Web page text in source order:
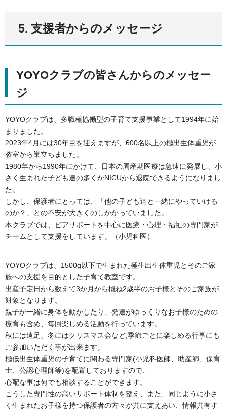
5. 支援者からのメッセージ
YOYOクラブの皆さんからのメッセー
ジ
YOYOクラブは、多職種協働型の子育て支援事業として1994年に始
まりました。
2023年4月には30年目を迎えますが、600名以上の極出生体重児が
教室から巣立ちました。
1980年から1990年にかけて、日本の周産期医療は急速に発展し、小
さく生まれた子ども達の多くがNICUから退院できるようになりまし
た。
しかし、保護者にとっては、「他の子ども達と一緒にやっていける
のか？」との不安が大きくのしかかっていました。
本クラブでは、ピアサポートを中心に医療・心理・福祉の専門家が
チームとして支援をしています。（小児科医）
YOYOクラブは、1500g以下で生まれた極生出生体重児とそのご家
族への支援を目的とした子育て教室です。
出産予定日から数えて3か月から概ね2歳半のお子様とそのご家族が
対象となります。
親子が一緒に身体を動かしたり、発達がゆっくりなお子様のための
療育も含め、毎回楽しめる活動を行っています。
秋には遠足、冬にはクリスマス会など,季節ごとに楽しめる行事にも
ご参加いただく事が出来ます。
極低出生体重児の子育てに関わる専門家(小児科医師、助産師、保育
士、公認心理師等)を配置しておりますので、
心配な事は何でも相談することができます。
こうした専門性の高いサポート体制を整え、また、同じように小さ
く生まれたお子様を持つ保護者の方々が共に支えあい、情報共有す